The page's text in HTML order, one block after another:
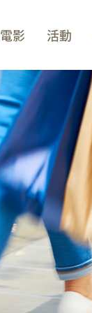
電影 活動